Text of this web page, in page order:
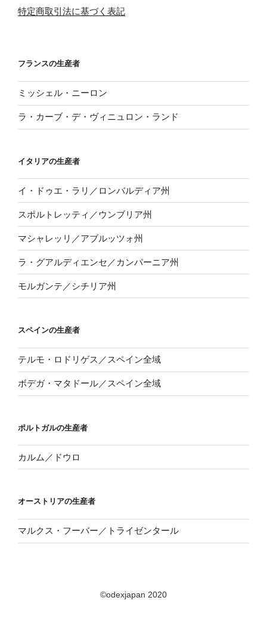
特定商取引法に基づく表記
フランスの生産者
ミッシェル・ニーロン
ラ・カーブ・デ・ヴィニュロン・ランド
イタリアの生産者
イ・ドゥエ・ラリ／ロンバルディア州
スポルトレッティ／ウンブリア州
マシャレッリ／アブルッツォ州
ラ・グアルディエンセ／カンパーニア州
モルガンテ／シチリア州
スペインの生産者
テルモ・ロドリゲス／スペイン全域
ボデガ・マタドール／スペイン全域
ポルトガルの生産者
カルム／ドウロ
オーストリアの生産者
マルクス・フーバー／トライゼンタール
©odexjapan 2020